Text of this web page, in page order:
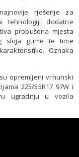
rješenje za
tehnologiji dodatne
probušena mjesta
sloja gume te time
Oznaka
opremljeni vrhunski
225/55R17 97W i
ugradnju u vozila